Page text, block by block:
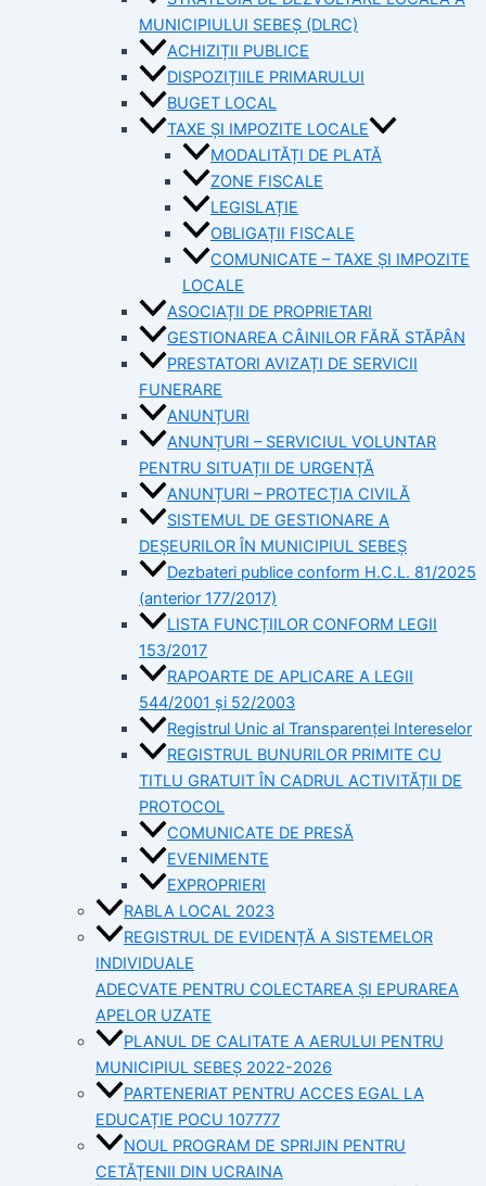
MUNICIPIULUI SEBEȘ (DLRC)
ACHIZIȚII PUBLICE
DISPOZIȚIILE PRIMARULUI
BUGET LOCAL
TAXE ȘI IMPOZITE LOCALE
MODALITĂȚI DE PLATĂ
ZONE FISCALE
LEGISLAȚIE
OBLIGAȚII FISCALE
COMUNICATE – TAXE ȘI IMPOZITE
LOCALE
ASOCIAȚII DE PROPRIETARI
GESTIONAREA CÂINILOR FĂRĂ STĂPÂN
PRESTATORI AVIZAȚI DE SERVICII
FUNERARE
ANUNȚURI
ANUNȚURI – SERVICIUL VOLUNTAR
PENTRU SITUAȚII DE URGENȚĂ
ANUNȚURI – PROTECȚIA CIVILĂ
SISTEMUL DE GESTIONARE A
DEȘEURILOR ÎN MUNICIPIUL SEBEȘ
Dezbateri publice conform H.C.L. 81/2025
(anterior 177/2017)
LISTA FUNCȚIILOR CONFORM LEGII
153/2017
RAPOARTE DE APLICARE A LEGII
544/2001 și 52/2003
Registrul Unic al Transparenței Intereselor
REGISTRUL BUNURILOR PRIMITE CU
TITLU GRATUIT ÎN CADRUL ACTIVITĂȚII DE
PROTOCOL
COMUNICATE DE PRESĂ
EVENIMENTE
EXPROPRIERI
RABLA LOCAL 2023
REGISTRUL DE EVIDENȚĂ A SISTEMELOR
INDIVIDUALE
ADECVATE PENTRU COLECTAREA ȘI EPURAREA
APELOR UZATE
PLANUL DE CALITATE A AERULUI PENTRU
MUNICIPIUL SEBEȘ 2022-2026
PARTENERIAT PENTRU ACCES EGAL LA
EDUCAȚIE POCU 107777
NOUL PROGRAM DE SPRIJIN PENTRU
CETĂȚENII DIN UCRAINA